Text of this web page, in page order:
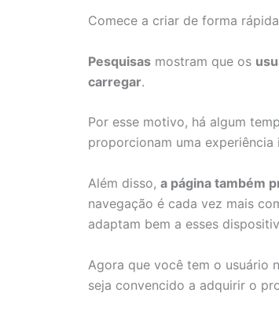
Comece a criar de forma
Pesquisas mostram que os
carregar.
Por esse motivo, há algum
proporcionam uma
Além disso, a página também
navegação é cada vez mais
adaptam bem a esses
Agora que você tem o usuário
seja convencido a adquirir o